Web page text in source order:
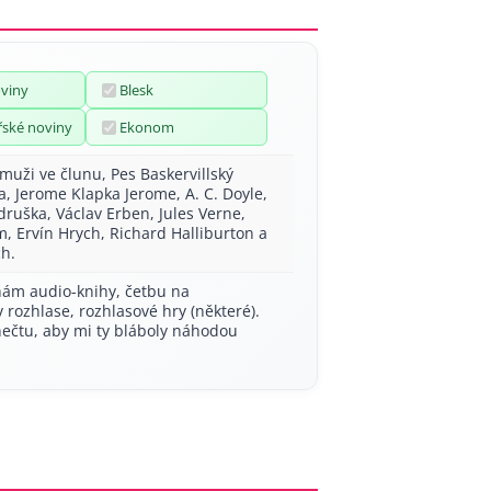
Blesk
noviny
Ekonom
ve člunu, Pes Baskervillský
Jerome Klapka Jerome, A. C. Doyle,
Václav Erben, Jules Verne,
Ervín Hrych, Richard Halliburton a
audio-knihy, četbu na
rozhlase, rozhlasové hry (některé).
aby mi ty bláboly náhodou